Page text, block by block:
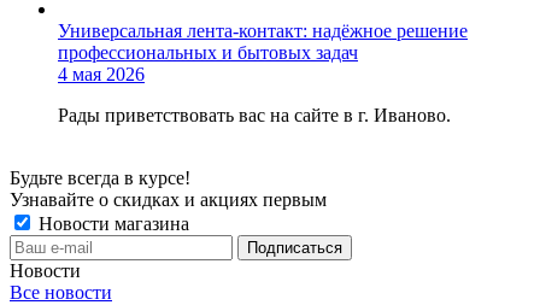
Универсальная лента-контакт: надёжное решение
профессиональных и бытовых задач
4 мая 2026
Рады приветствовать вас на сайте в г. Иваново.
Будьте всегда в курсе!
Узнавайте о скидках и акциях первым
Новости магазина
Новости
Все новости